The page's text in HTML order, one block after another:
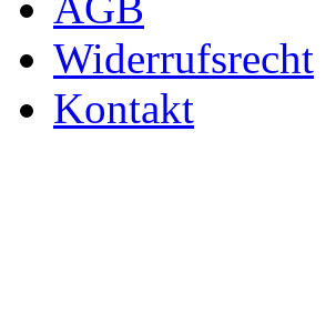
Widerrufsrecht
Kontakt